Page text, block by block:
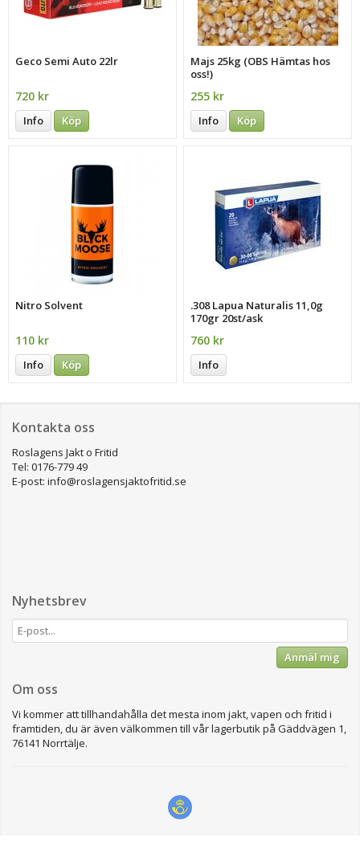
Geco Semi Auto 22lr
720 kr
Info Köp
Majs 25kg (OBS Hämtas hos
oss!)
255 kr
Info Köp
Nitro Solvent
110 kr
Info Köp
.308 Lapua Naturalis 11,0g
170gr 20st/ask
760 kr
Info
Kontakta oss
Roslagens Jakt o Fritid
Tel: 0176-779 49
E-post: info@roslagensjaktofritid.se
Nyhetsbrev
Anmäl mig
Om oss
Vi kommer att tillhandahålla det mesta inom jakt, vapen och fritid i
framtiden, du är även välkommen till vår lagerbutik på Gäddvägen 1,
76141 Norrtälje.